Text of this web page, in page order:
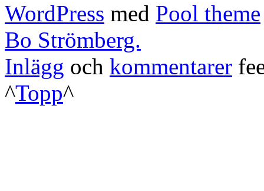
WordPress med Pool theme
Bo Strömberg.
Inlägg och kommentarer
^Topp^